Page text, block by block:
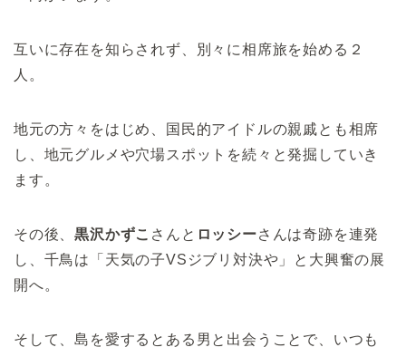
互いに存在を知らされず、別々に相席旅を始める２
人。
地元の方々をはじめ、国民的アイドルの親戚とも相席
し、地元グルメや穴場スポットを続々と発掘していき
ます。
その後、黒沢かずこ さんと ロッシーさんは奇跡を連発
し、千鳥は「天気の子VSジブリ対決や」と大興奮の展
開へ。
そして、島を愛するとある男と出会うことで、いつも